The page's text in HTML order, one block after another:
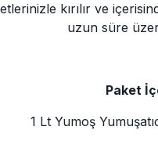
kırılır ve
uzun süre
Paket
1 Lt Yumoş